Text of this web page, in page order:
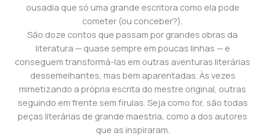
ousadia que só uma grande escritora como ela pode
cometer (ou conceber?).
São doze contos que passam por grandes obras da
literatura — quase sempre em poucas linhas — e
conseguem transformá-las em outras aventuras literárias
dessemelhantes, mas bem aparentadas. Às vezes
mimetizando a própria escrita do mestre original, outras
seguindo em frente sem firulas. Seja como for, são todas
peças literárias de grande maestria, como a dos autores
que as inspiraram.